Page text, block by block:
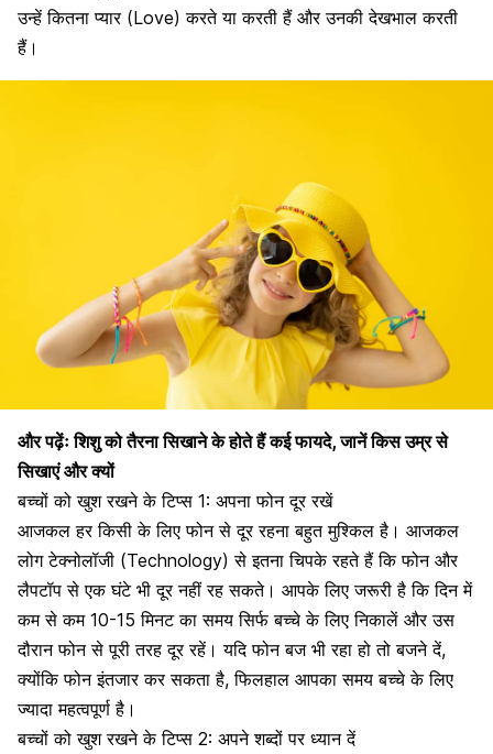
उन्हें कितना प्यार (Love) करते या करती हैं और उनकी देखभाल करती
हैं।
और पढ़ेंःशिशु को तैरना सिखाने के होते हैं कई फायदे, जानें किस उम्र से
सिखाएं और क्यों
बच्चों को खुश रखने के टिप्स 1: अपना फोन दूर रखें
आजकल हर किसी के लिए फोन से दूर रहना बहुत मुश्किल है। आजकल
लोग टेक्नोलॉजी (Technology) से इतना चिपके रहते हैं कि फोन और
लैपटॉप से एक घंटे भी दूर नहीं रह सकते। आपके लिए जरूरी है कि दिन में
कम से कम 10-15 मिनट का समय सिर्फबच्चे के लिए निकालें और उस
दौरान फोन से पूरी तरह दूर रहें। यदि फोन बज भी रहा हो तो बजने दें,
क्योंकि फोन इंतजार कर सकता है, फिलहाल आपका समय बच्चे के लिए
ज्यादा महत्वपूर्ण है।
बच्चों को खुश रखने के टिप्स 2: अपने शब्दों पर ध्यान दें